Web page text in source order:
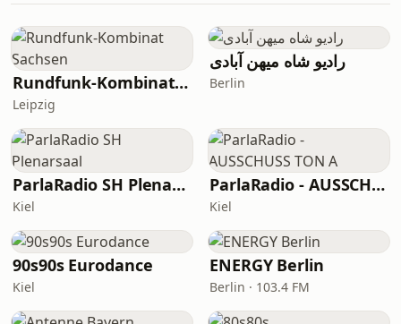
Rundfunk-Kombinat Sachsen
Leipzig
رادیو شاه میهن آبادی
Berlin
ParlaRadio SH Plenarsaal
Kiel
ParlaRadio - AUSSCHUSS TON A
Kiel
90s90s Eurodance
Kiel
ENERGY Berlin
Berlin · 103.4 FM